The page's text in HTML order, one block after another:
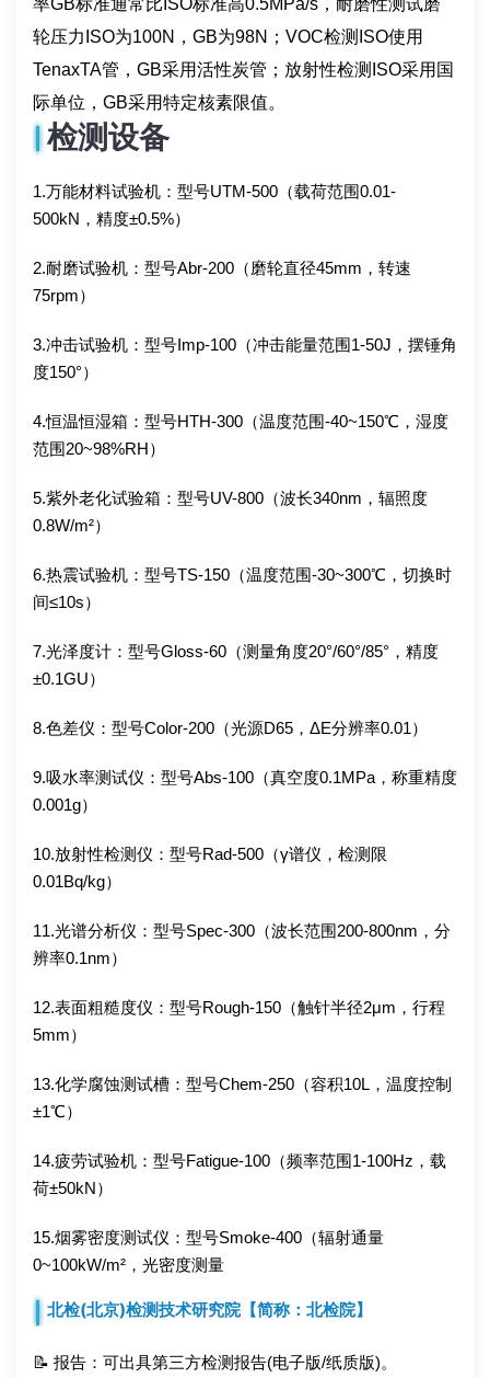
轮压力ISO为100N，GB为98N；VOC检测ISO使用
TenaxTA管，GB采用活性炭管；放射性检测ISO采用国
际单位，GB采用特定核素限值。
检测设备
1.万能材料试验机：型号UTM-500（载荷范围0.01-
500kN，精度±0.5%）
2.耐磨试验机：型号Abr-200（磨轮直径45mm，转速
75rpm）
3.冲击试验机：型号Imp-100（冲击能量范围1-50J，摆锤角
度150°）
4.恒温恒湿箱：型号HTH-300（温度范围-40~150℃，湿度
范围20~98%RH）
5.紫外老化试验箱：型号UV-800（波长340nm，辐照度
0.8W/m²）
6.热震试验机：型号TS-150（温度范围-30~300℃，切换时
间≤10s）
7.光泽度计：型号Gloss-60（测量角度20°/60°/85°，精度
±0.1GU）
8.色差仪：型号Color-200（光源D65，ΔE分辨率0.01）
9.吸水率测试仪：型号Abs-100（真空度0.1MPa，称重精度
0.001g）
10.放射性检测仪：型号Rad-500（γ谱仪，检测限
0.01Bq/kg）
11.光谱分析仪：型号Spec-300（波长范围200-800nm，分
辨率0.1nm）
12.表面粗糙度仪：型号Rough-150（触针半径2μm，行程
5mm）
13.化学腐蚀测试槽：型号Chem-250（容积10L，温度控制
±1℃）
14.疲劳试验机：型号Fatigue-100（频率范围1-100Hz，载
荷±50kN）
15.烟雾密度测试仪：型号Smoke-400（辐射通量
0~100kW/m²，光密度测量
北检(北京)检测技术研究院【简称：北检院】
📝 报告：可出具第三方检测报告(电子版/纸质版)。